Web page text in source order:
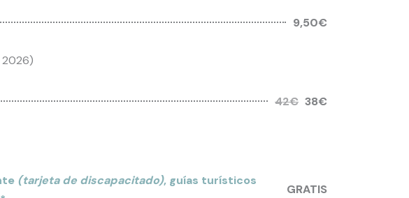
9,50€
2026)
42€ 38€
(tarjeta de discapacitado), guías turísticos
GRATIS